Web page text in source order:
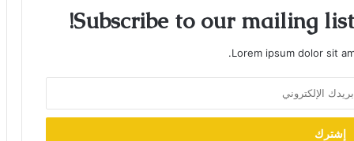
Subscribe to our mailing
Lorem ipsum dolor sit